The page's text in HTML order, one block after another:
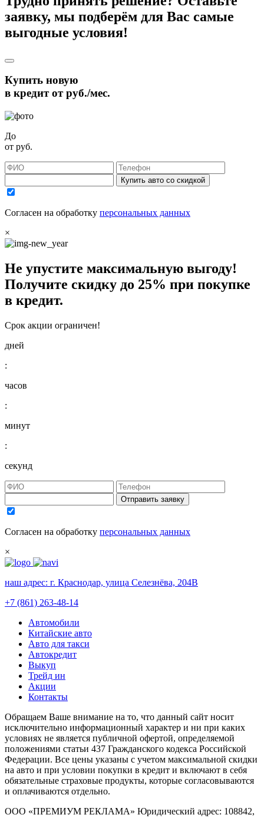
заявку, мы подберём для Вас самые
выгодные условия!
Купить новую
в кредит отруб./мес.
До
от руб.
Купить авто со скидкой
Согласен на обработку персональных данных
×
Не упустите максимальную выгоду!
Получите скидку до 25% при покупке
в кредит.
Срок акции ограничен!
дней
:
часов
:
минут
:
секунд
Отправить заявку
Согласен на обработку персональных данных
×
наш адрес: г. Краснодар, улица Селезнёва, 204В
+7 (861) 263-48-14
Автомобили
Китайские авто
Авто для такси
Автокредит
Выкуп
Трейд ин
Акции
Контакты
Обращаем Ваше внимание на то, что данный сайт носит
исключительно информационный характер и ни при каких
условиях не является публичной офертой, определяемой
положениями статьи 437 Гражданского кодекса Российской
Федерации. Все цены указаны с учетом максимальной скидки
на авто и при условии покупки в кредит и включают в себя
обязательные страховые продукты, которые согласовываются
и оплачиваются отдельно.
ООО «ПРЕМИУМ РЕКЛАМА» Юридический адрес: 108842,